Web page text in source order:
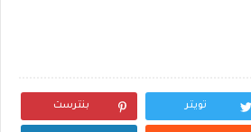
تويتر بنترست